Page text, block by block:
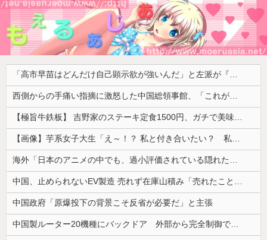
「高市早苗はどんだけ自己顕示欲が強いんだ」と左派が『高木美帆氏に送られた包丁セット』に激怒、「こんな首相は見たことがない」と言い張るも……
西側からの手痛い指摘に激怒した中国総領事館、「これが米国人Youtuberが紹介する本当の中国だ」と動画を公開するも……
【極旨牛鉄板】 吉野家のステーキ定食1500円、ガチで美味そうｗｗｗ
【画像】芋系女子大生「え～！？ 私と付き合いたい？ 私脱いだらこんなんだけどいいの…？🥺」
海外「日本のアニメの中でも、過小評価されている隠れた名作といえばこの作品なんだよね・・・！」【海外の反応】
中国、止められないEV製造 売れず在庫山積み「売れたこと」にして補助金を騙し取る事案を思いつきが横行
中国政府「原爆投下の背景こそ反省が必要だ」と主張
中国製ルーター20機種にバックドア 外部から完全制御できる機能が仕込まれていた